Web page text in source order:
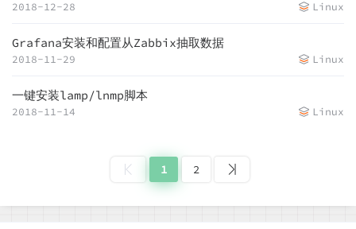
2018-12-28 Linux
Grafana安装和配置从Zabbix抽取数据
2018-11-29 Linux
一键安装lamp/lnmp脚本
2018-11-14 Linux
1 2